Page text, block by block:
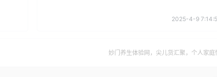
2025-4-9
妙门养生体验网，尖儿货汇聚，个人家庭